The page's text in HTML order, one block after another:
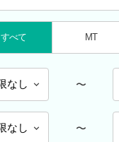
すべて MT
〜
〜